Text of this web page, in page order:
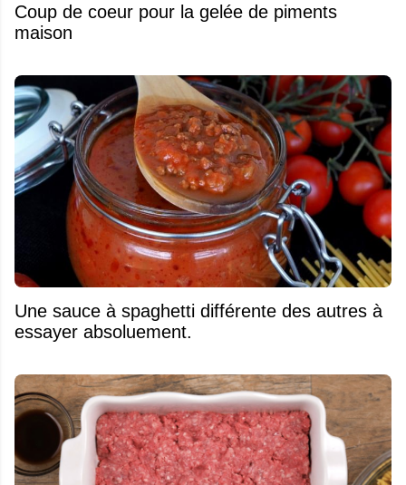
Coup de coeur pour la gelée de piments
maison
Une sauce à spaghetti différente des autres à
essayer absoluement.